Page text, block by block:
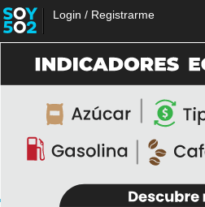
Login / Registrarme